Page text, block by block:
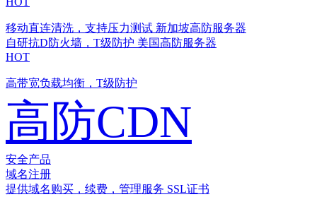
移动直连清洗，支持压力测试 新加坡高防服务器
自研抗D防火墙，T级防护 美国高防服务器
HOT
高带宽负载均衡，T级防护
高防CDN
安全产品
域名注册
提供域名购买，续费，管理服务 SSL证书